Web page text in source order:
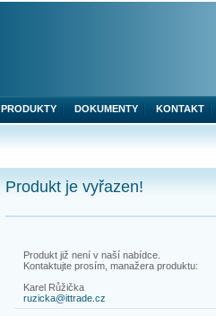
Produkt je vyřazen!
Produkt již není v naší nabídce.
Kontaktujte prosím, manažera produktu:
Karel Růžička
ruzicka@ittrade.cz
PRODUKTY DOKUMENTY KONTAKT